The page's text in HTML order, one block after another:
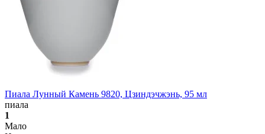
Пиала Лунный Камень 9820, Цзиндэчжэнь, 95 мл
пиала
1
Мало